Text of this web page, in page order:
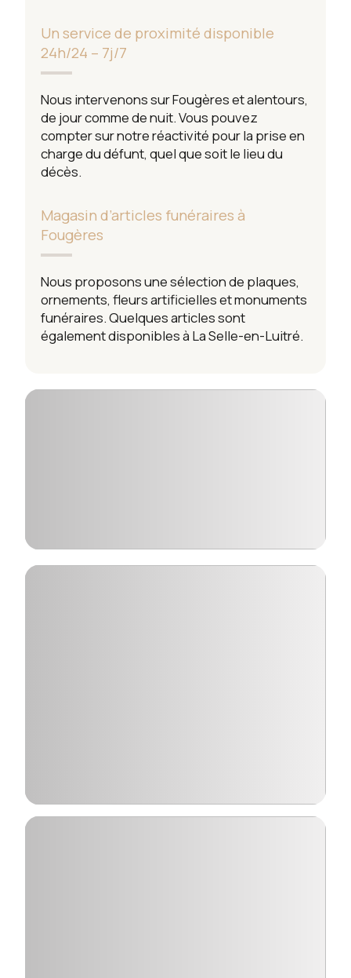
Un service de proximité disponible
24h/24 – 7j/7
Nous intervenons sur Fougères et alentours,
de jour comme de nuit. Vous pouvez
compter sur notre réactivité pour la prise en
charge du défunt, quel que soit le lieu du
décès.
Magasin d’articles funéraires à
Fougères
Nous proposons une sélection de plaques,
ornements, fleurs artificielles et monuments
funéraires. Quelques articles sont
également disponibles à La Selle-en-Luitré.